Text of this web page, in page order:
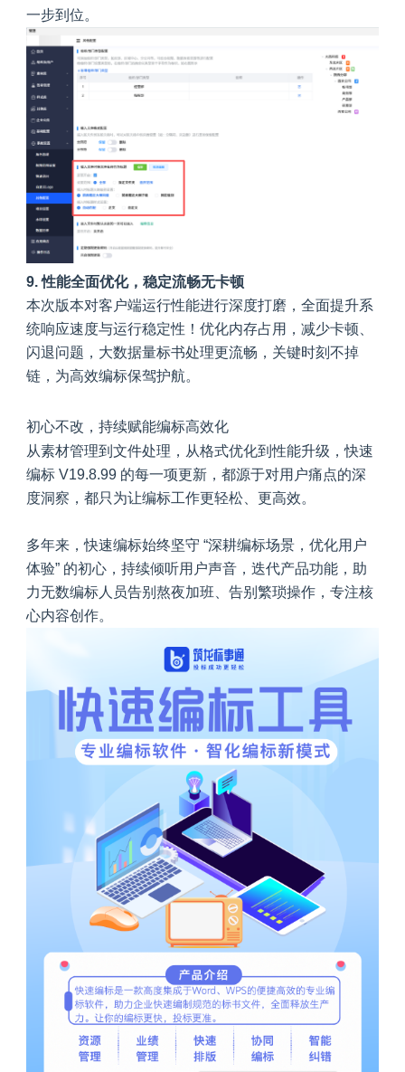
一步到位。
9. 性能全面优化，稳定流畅无卡顿
本次版本对客户端运行性能进行深度打磨，全面提升系
统响应速度与运行稳定性！优化内存占用，减少卡顿、
闪退问题，大数据量标书处理更流畅，关键时刻不掉
链，为高效编标保驾护航。
初心不改，持续赋能编标高效化
从素材管理到文件处理，从格式优化到性能升级，快速
编标 V19.8.99 的每一项更新，都源于对用户痛点的深
度洞察，都只为让编标工作更轻松、更高效。
多年来，快速编标始终坚守 “深耕编标场景，优化用户
体验” 的初心，持续倾听用户声音，迭代产品功能，助
力无数编标人员告别熬夜加班、告别繁琐操作，专注核
心内容创作。